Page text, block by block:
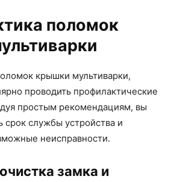
поломок
крышки мультиварки,
проводить профилактические
простым рекомендациям, вы
службы устройства и
неисправности.
замка и